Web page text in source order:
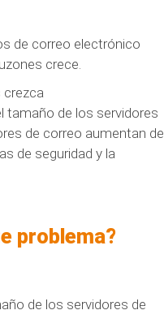
de correo electrónico
crece.
crezca
tamaño de los servidores
de correo aumentan de
de seguridad y la
problema?
de los servidores de